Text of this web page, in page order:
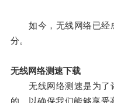
如今，无线网络已经
分。
无线网络测速下载
无线网络测速是为了